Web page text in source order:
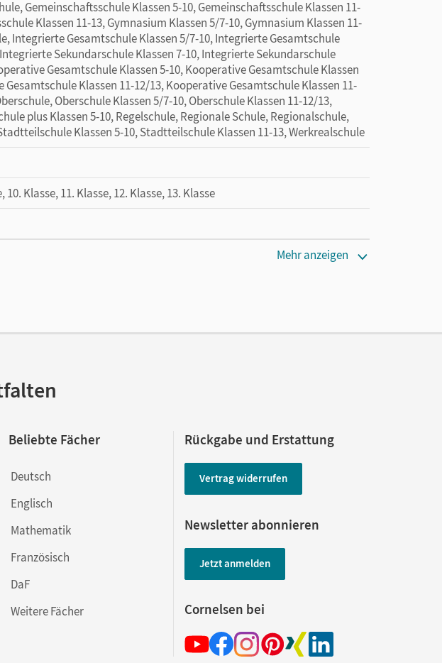
Gemeinschaftsschule Klassen 5-10, Gemeinschaftsschule Klassen 11-
Klassen 11-13, Gymnasium Klassen 5/7-10, Gymnasium Klassen 11-
Integrierte Gesamtschule Klassen 5/7-10, Integrierte Gesamtschule
Sekundarschule Klassen 7-10, Integrierte Sekundarschule
Gesamtschule Klassen 5-10, Kooperative Gesamtschule Klassen
Gesamtschule Klassen 11-12/13, Kooperative Gesamtschule Klassen 11-
Oberschule Klassen 5/7-10, Oberschule Klassen 11-12/13,
plus Klassen 5-10, Regelschule, Regionale Schule, Regionalschule,
Klassen 5-10, Stadtteilschule Klassen 11-13, Werkrealschule
10. Klasse, 11. Klasse, 12. Klasse, 13. Klasse
Mehr anzeigen
Beliebte Fächer
Deutsch
Englisch
Mathematik
Französisch
DaF
Weitere Fächer
Rückgabe und Erstattung
Vertrag widerrufen
Newsletter abonnieren
Jetzt anmelden
Cornelsen bei